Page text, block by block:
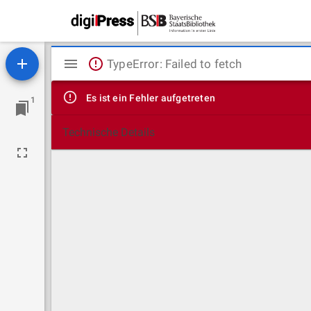
1
Mirador
Viewer
TypeError: Failed to fetch
Es ist ein Fehler aufgetreten
Technische Details